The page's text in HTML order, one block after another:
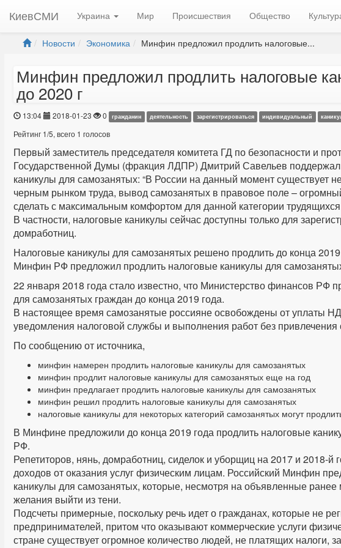
КиевСМИ Украина Мир Происшествия Общество
Новости Экономика Минфин предложил продлить налоговые...
Минфин предложил продлить налоговые
до 2020 г
13:04 2018-01-23 0 гражданин деятельность зарегистрироваться индивидуальный
Рейтинг 1/5, всего 1 голосов
Первый заместитель председателя комитета ГД по безопасности и
Государственной Думы (фракция ЛДПР) Дмитрий Савельев
каникулы для самозанятых: “В России на данный момент существует
черным рынком труда, вывод самозанятых в правовое поле –
сделать с максимальным комфортом для данной категории
В частности, налоговые каникулы сейчас доступны только для
домработниц.
Налоговые каникулы для самозанятых решено продлить до конца 2019
Минфин РФ предложил продлить налоговые каникулы для
22 января 2018 года стало известно, что Министерство финансов РФ
для самозанятых граждан до конца 2019 года.
В настоящее время самозанятые россияне освобождены от уплаты
уведомления налоговой службы и выполнения работ без привлечения
По сообщению от источника,
минфин намерен продлить налоговые каникулы для самозанятых
минфин продлит налоговые каникулы для самозанятых еще на год
минфин предлагает продлить налоговые каникулы для самозанятых
минфин решил продлить налоговые каникулы для самозанятых
налоговые каникулы для некоторых категорий самозанятых могут
В Минфине предложили до конца 2019 года продлить налоговые
РФ.
Репетиторов, нянь, домработниц, сиделок и уборщиц на 2017 и 2018-
доходов от оказания услуг физическим лицам. Российский Минфин
каникулы для самозанятых, которые, несмотря на объявленные
желания выйти из тени.
Подсчеты примерные, поскольку речь идет о гражданах, которые не
предпринимателей, притом что оказывают коммерческие услуги
стране существует огромное количество людей, не платящих налоги,